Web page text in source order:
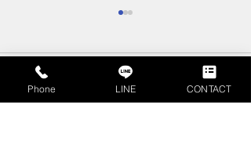
コメント
Phone LINE CONTACT